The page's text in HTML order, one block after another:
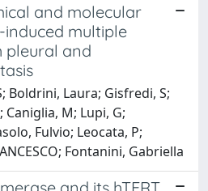
and molecular
multiple
pleural and
Boldrini, Laura; Gisfredi, S;
Caniglia, M; Lupi, G;
Fulvio; Leocata, P;
Fontanini, Gabriella